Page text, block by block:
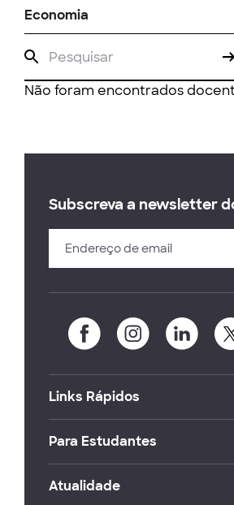
Economia
Não foram encontrados
Subscreva a newsletter
Links Rápidos
Para Estudantes
Atualidade